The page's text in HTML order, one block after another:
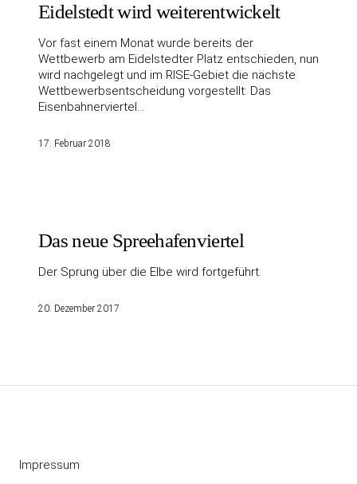
Eidelstedt wird weiterentwickelt
Vor fast einem Monat wurde bereits der
Wettbewerb am Eidelstedter Platz entschieden, nun
wird nachgelegt und im RISE-Gebiet die nächste
Wettbewerbsentscheidung vorgestellt: Das
Eisenbahnerviertel…
17. Februar 2018
Das neue Spreehafenviertel
Der Sprung über die Elbe wird fortgeführt.
20. Dezember 2017
Impressum